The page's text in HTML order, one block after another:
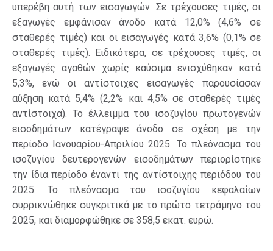
υπερέβη αυτή των εισαγωγών. Σε τρέχουσες τιμές, οι
εξαγωγές εμφάνισαν άνοδο κατά 12,0% (4,6% σε
σταθερές τιμές) και οι εισαγωγές κατά 3,6% (0,1% σε
σταθερές τιμές). Ειδικότερα, σε τρέχουσες τιμές, οι
εξαγωγές αγαθών χωρίς καύσιμα ενισχύθηκαν κατά
5,3%, ενώ οι αντίστοιχες εισαγωγές παρουσίασαν
αύξηση κατά 5,4% (2,2% και 4,5% σε σταθερές τιμές
αντίστοιχα). Το έλλειμμα του ισοζυγίου πρωτογενών
εισοδημάτων κατέγραψε άνοδο σε σχέση με την
περίοδο Ιανουαρίου-Απριλίου 2025. Το πλεόνασμα του
ισοζυγίου δευτερογενών εισοδημάτων περιορίστηκε
την ίδια περίοδο έναντι της αντίστοιχης περιόδου του
2025. Το πλεόνασμα του ισοζυγίου κεφαλαίων
συρρικνώθηκε συγκριτικά με το πρώτο τετράμηνο του
2025, και διαμορφώθηκε σε 358,5 εκατ. ευρώ.